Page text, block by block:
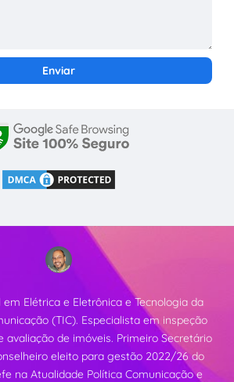
em Elétrica e Eletrônica e Tecnologia da
(TIC). Especialista em inspeção
avaliação de imóveis. Primeiro Secretário
eleito para gestão 2022/26 do
na Atualidade Política Comunicação e